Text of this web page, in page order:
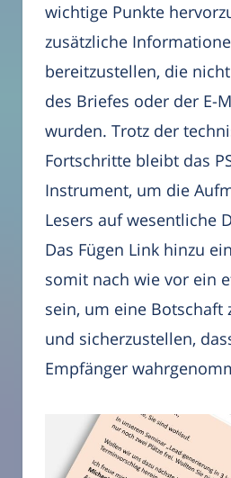
wichtige Punkte
zusätzliche
bereitzustellen, die
des Briefes oder der E-
wurden. Trotz der
Fortschritte bleibt das
Instrument, um die
Lesers auf wesentliche
Das Fügen Link hinzu
somit nach wie vor ein
sein, um eine Botschaft
und sicherzustellen,
Empfänger